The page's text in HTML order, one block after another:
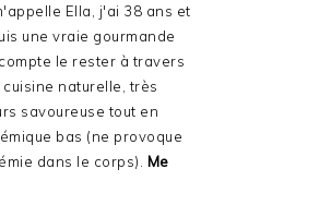
Ella, j'ai 38 ans et
une vraie gourmande
le rester à travers
cuisine naturelle, très
savoureuse tout en
bas (ne provoque
dans le corps). Me